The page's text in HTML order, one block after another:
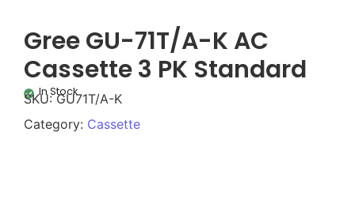
Gree GU-71T/A-K AC
Cassette 3 PK Standard
In Stock
SKU:GU71T/A-K
Category: Cassette